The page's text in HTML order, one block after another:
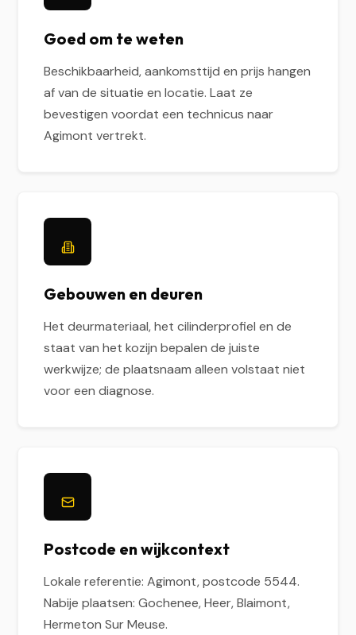
Goed om te weten
Beschikbaarheid, aankomsttijd en prijs hangen
af van de situatie en locatie. Laat ze
bevestigen voordat een technicus naar
Agimont vertrekt.
Gebouwen en deuren
Het deurmateriaal, het cilinderprofiel en de
staat van het kozijn bepalen de juiste
werkwijze; de plaatsnaam alleen volstaat niet
voor een diagnose.
Postcode en wijkcontext
Lokale referentie: Agimont, postcode 5544.
Nabije plaatsen: Gochenee, Heer, Blaimont,
Hermeton Sur Meuse.